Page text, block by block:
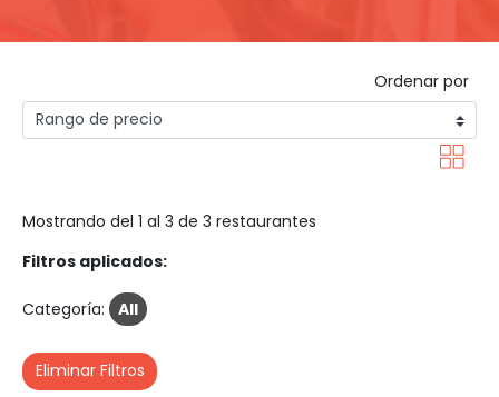
Ordenar por
Mostrando del 1 al 3 de 3 restaurantes
Filtros aplicados:
Categoría: All
Eliminar Filtros